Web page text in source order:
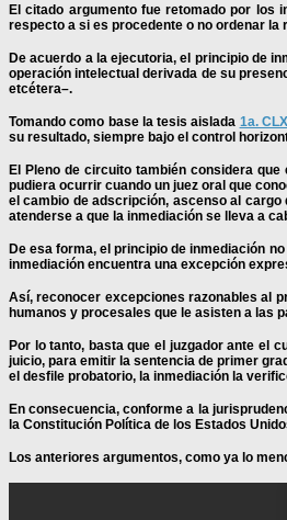
El citado argumento fue retomado por los
respecto a si es procedente o no ordenar
De acuerdo a la ejecutoria, el principio de
operación intelectual derivada de su
etcétera–.
Tomando como base la tesis aislada 1a.
su resultado, siempre bajo el control
El Pleno de circuito también considera
pudiera ocurrir cuando un juez oral que
el cambio de adscripción, ascenso al
atenderse a que la inmediación se lleva a
De esa forma, el principio de inmediación
inmediación encuentra una excepción
Así, reconocer excepciones razonables al
humanos y procesales que le asisten a las
Por lo tanto, basta que el juzgador ante el
juicio, para emitir la sentencia de primer
el desfile probatorio, la inmediación la
En consecuencia, conforme a la
la Constitución Política de los Estados
Los anteriores argumentos, como ya lo